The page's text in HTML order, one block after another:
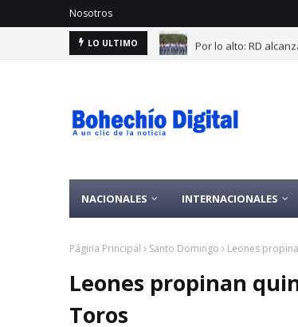
Nosotros
LO ULTIMO Por lo alto: RD
NACIONALES INTERNACIONALES
Página Principal Santo Domingo Leones
Leones propinan
Toros